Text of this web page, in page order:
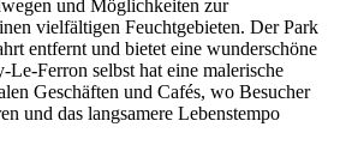
und Möglichkeiten zur
vielfältigen Feuchtgebieten. Der Park
entfernt und bietet eine wunderschöne
Ferron selbst hat eine malerische
Geschäften und Cafés, wo Besucher
und das langsamere Lebenstempo